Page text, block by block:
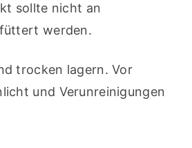
sollte nicht an
werden.
trocken lagern. Vor
und Verunreinigungen